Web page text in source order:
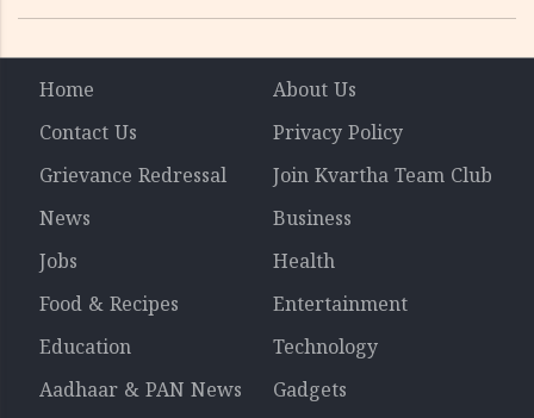
Home
About Us
Contact Us
Privacy Policy
Grievance Redressal
Join Kvartha Team Club
News
Business
Jobs
Health
Food & Recipes
Entertainment
Education
Technology
Aadhaar & PAN News
Gadgets